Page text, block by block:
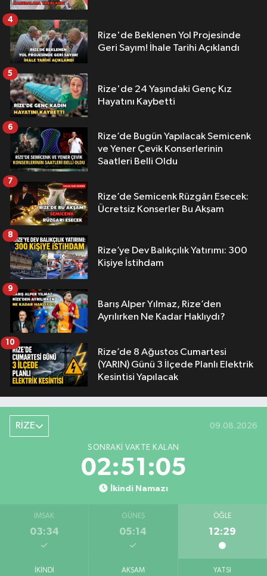
Rize'de Beklenen Yol Projesinde
Geri Sayım! İhale Tarihi Açıklandı
4
Rize'de 24 Yaşındaki Genç Kız
Hayatını Kaybetti
5
Rize’de Bugün Yapılacak Semicenk
ve Yener Çevik Konserlerinin
Saatleri Belli Oldu
6
Rize’de Semicenk Rüzgârı Esecek:
Ücretsiz Konserler Bu Akşam
7
Rize’ye Dev Balıkçılık Yatırımı: 300
Kişiye İstihdam
8
Barış Alper Yılmaz, Rize’den
Ayrılırken Ne Kadar Haklıydı?
9
Rize’de 8 Ağustos Cumartesi
(YARIN) Günü 3 İlçede Planlı Elektrik
Kesintisi Yapılacak
10
RİZE 09.08.2026
SONRAKI VAKTE KALAN
02:51:04
İkindi Namazı
İMSAK
03:34
GÜNEŞ
05:14
ÖĞLE
12:29
İKINDI AKŞAM YATSI